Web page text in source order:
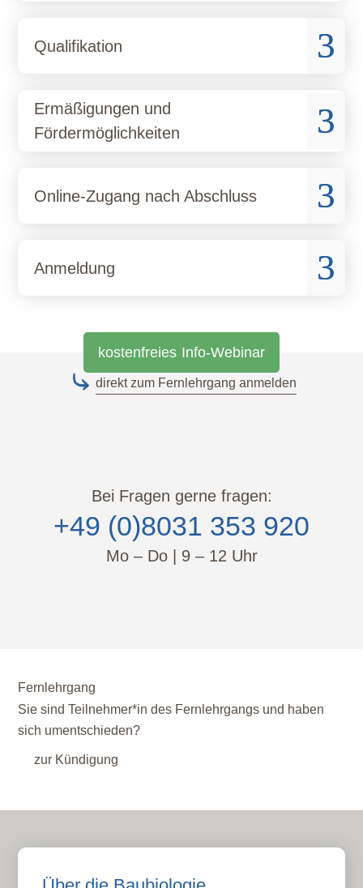
Qualifikation 3
Ermäßigungen und
Fördermöglichkeiten
3
Online-Zugang nach Abschluss 3
Anmeldung 3
kostenfreies Info-Webinar
direkt zum Fernlehrgang anmelden
Bei Fragen gerne fragen:
+49 (0)8031 353 920
Mo – Do | 9 – 12 Uhr
Fernlehrgang
Sie sind Teilnehmer*in des Fernlehrgangs und haben
sich umentschieden?
zur Kündigung